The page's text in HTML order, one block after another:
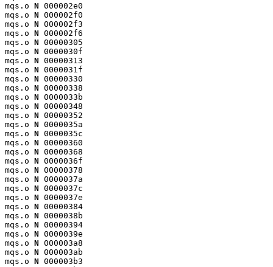
mqs.o N 000002e0
mqs.o N 000002f0
mqs.o N 000002f3
mqs.o N 000002f6
mqs.o N 00000305
mqs.o N 0000030f
mqs.o N 00000313
mqs.o N 0000031f
mqs.o N 00000330
mqs.o N 00000338
mqs.o N 0000033b
mqs.o N 00000348
mqs.o N 00000352
mqs.o N 0000035a
mqs.o N 0000035c
mqs.o N 00000360
mqs.o N 00000368
mqs.o N 0000036f
mqs.o N 00000378
mqs.o N 0000037a
mqs.o N 0000037c
mqs.o N 0000037e
mqs.o N 00000384
mqs.o N 0000038b
mqs.o N 00000394
mqs.o N 0000039e
mqs.o N 000003a8
mqs.o N 000003ab
mqs.o N 000003b3